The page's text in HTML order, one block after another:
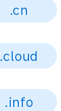
.cn
.cloud
.info